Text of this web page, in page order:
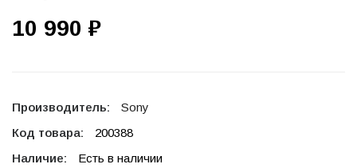
10 990 ₽
Производитель:
Sony
Код товара:
200388
Наличие:
Есть в наличии